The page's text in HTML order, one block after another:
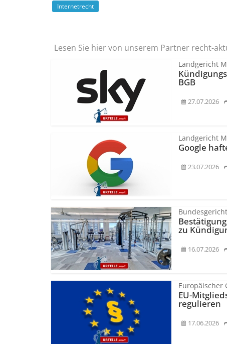
Internetrecht
Lesen Sie hier von unserem Partner recht-
Landgericht
BGB
27.07.2026
Landgericht
Google
23.07.2026
zu
16.07.2026
Europäischer
EU-
regulieren
17.06.2026